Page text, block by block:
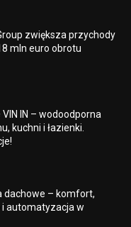
zwiększa przychody
mln euro obrotu
IN – wodoodporna
kuchni i łazienki.
dachowe – komfort,
automatyzacja w